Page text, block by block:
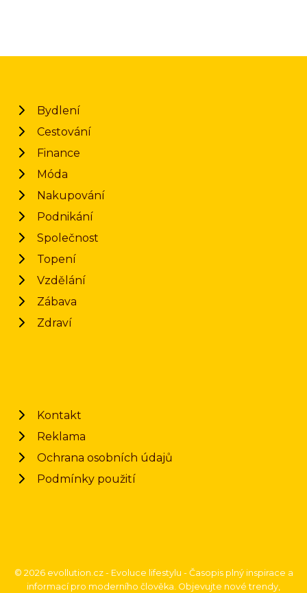
Bydlení
Cestování
Finance
Móda
Nakupování
Podnikání
Společnost
Topení
Vzdělání
Zábava
Zdraví
Kontakt
Reklama
Ochrana osobních údajů
Podmínky použití
© 2026 evollution.cz - Evoluce lifestylu - Časopis plný inspirace a
informací pro moderního člověka. Objevujte nové trendy,